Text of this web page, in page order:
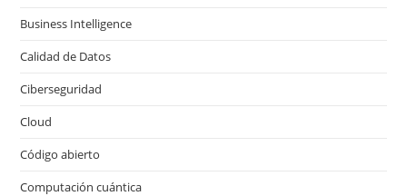
Business Intelligence
Calidad de Datos
Ciberseguridad
Cloud
Código abierto
Computación cuántica